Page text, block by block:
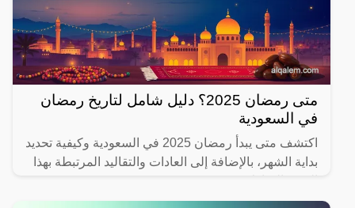
متى رمضان 2025؟ دليل شامل لتاريخ رمضان
في السعودية
اكتشف متى يبدأ رمضان 2025 في السعودية وكيفية تحديد
بداية الشهر، بالإضافة إلى العادات والتقاليد المرتبطة بهذا